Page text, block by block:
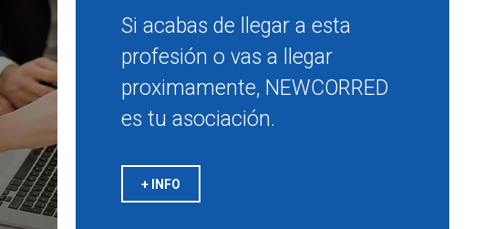
Si acabas de llegar a esta
profesión o vas a llegar
proximamente, NEWCORRED
es tu asociación.
+ INFO